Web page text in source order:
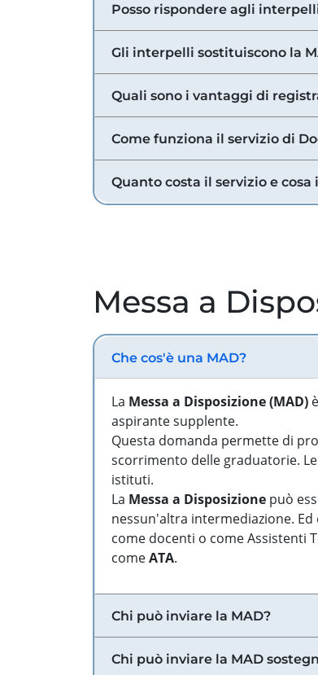
Posso rispondere agli
Gli interpelli sostituiscono la
Quali sono i vantaggi di
Come funziona il servizio di
Quanto costa il servizio e cosa
Messa a
Che cos'è una MAD?
La Messa a Disposizione (MAD)
aspirante supplente.
Questa domanda permette di
scorrimento delle graduatorie.
istituti.
La Messa a Disposizione può
nessun'altra intermediazione.
come docenti o come Assistenti
comeATA.
Chi può inviare la MAD?
Chi può inviare la MAD